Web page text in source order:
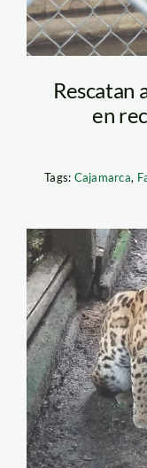
Rescatan
en
Tags: Cajamarca,
tigrillo